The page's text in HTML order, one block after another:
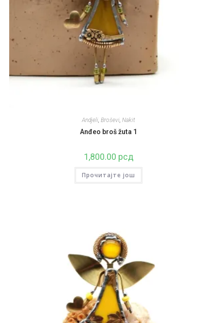
Andjeli, Broševi, Nakit
Anđeo broš žuta 1
1,800.00 рсд
Прочитајте још